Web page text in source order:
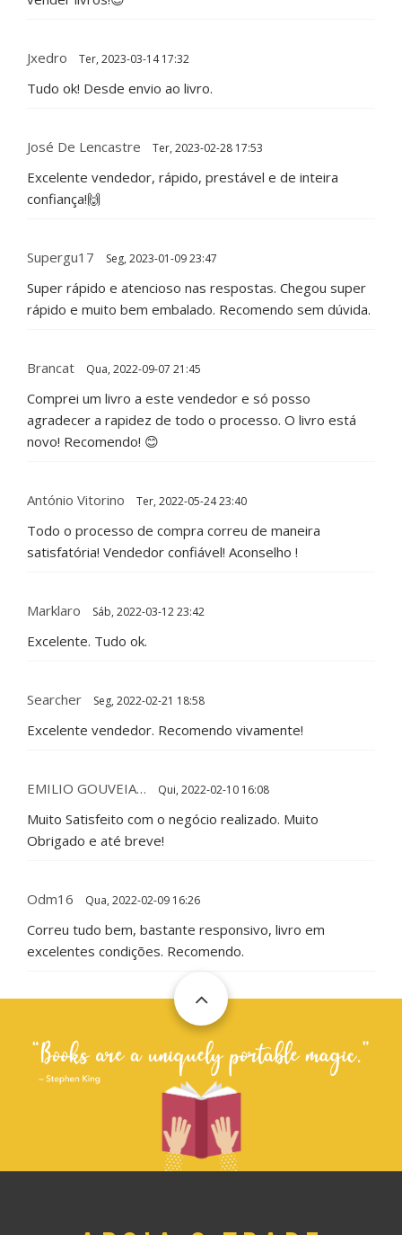
Jxedro Ter, 2023-03-14 17:32
Tudo ok! Desde envio ao livro.
José De Lencastre Ter, 2023-02-28 17:53
Excelente vendedor, rápido, prestável e de inteira
confiança!🙌
Supergu17 Seg, 2023-01-09 23:47
Super rápido e atencioso nas respostas. Chegou super
rápido e muito bem embalado. Recomendo sem dúvida.
Brancat Qua, 2022-09-07 21:45
Comprei um livro a este vendedor e só posso
agradecer a rapidez de todo o processo. O livro está
novo! Recomendo! 😊
António Vitorino Ter, 2022-05-24 23:40
Todo o processo de compra correu de maneira
satisfatória! Vendedor confiável! Aconselho !
Marklaro Sáb, 2022-03-12 23:42
Excelente. Tudo ok.
Searcher Seg, 2022-02-21 18:58
Excelente vendedor. Recomendo vivamente!
EMILIO GOUVEIA… Qui, 2022-02-10 16:08
Muito Satisfeito com o negócio realizado. Muito
Obrigado e até breve!
Odm16 Qua, 2022-02-09 16:26
Correu tudo bem, bastante responsivo, livro em
excelentes condições. Recomendo.